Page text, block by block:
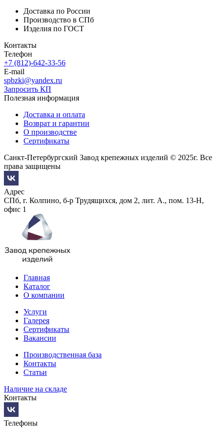
Доставка по России
Производство в СПб
Изделия по ГОСТ
Контакты
Телефон
+7 (812)-642-33-56
E-mail
spbzki@yandex.ru
Запросить КП
Полезная информация
Доставка и оплата
Возврат и гарантии
О производстве
Сертификаты
Санкт-Петербургский Завод крепежных изделий © 2025г. Все
права защищены
Адрес
СПб, г. Колпино, б-р Трудящихся, дом 2, лит. А., пом. 13-Н,
офис 1
Главная
Каталог
О компании
Услуги
Галерея
Сертификаты
Вакансии
Производственная база
Контакты
Статьи
Наличие на складе
Контакты
Телефоны